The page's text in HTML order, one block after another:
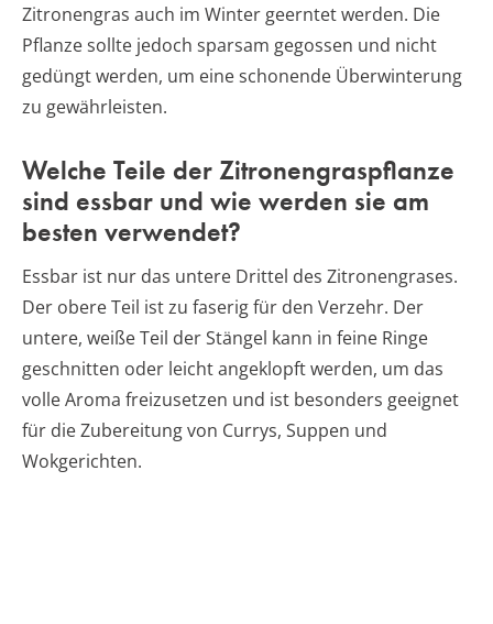
Zitronengras auch im Winter geerntet werden. Die
Pflanze sollte jedoch sparsam gegossen und nicht
gedüngt werden, um eine schonende Überwinterung
zu gewährleisten.
Welche Teile der Zitronengraspflanze
sind essbar und wie werden sie am
besten verwendet?
Essbar ist nur das untere Drittel des Zitronengrases.
Der obere Teil ist zu faserig für den Verzehr. Der
untere, weiße Teil der Stängel kann in feine Ringe
geschnitten oder leicht angeklopft werden, um das
volle Aroma freizusetzen und ist besonders geeignet
für die Zubereitung von Currys, Suppen und
Wokgerichten.